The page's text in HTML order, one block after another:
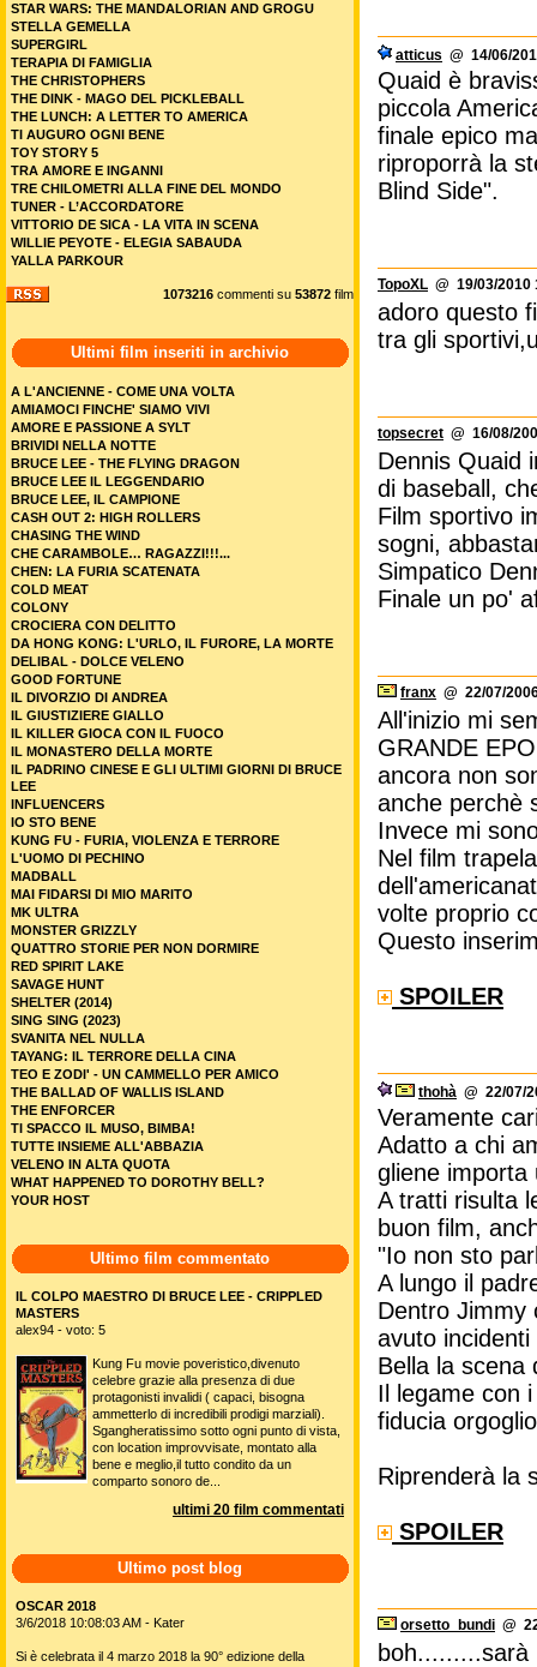
atticus @ 14/06/
Quaid è
piccola
finale epico
riproporrà la
Blind Side".
TopoXL @ 19/03/2010
adoro questo
tra gli
topsecret @ 16/08/
Dennis Quaid
di baseball,
Film sportivo
sogni,
Simpatico
Finale un po'
franx @ 22/07/
All'inizio mi
GRANDE
ancora non
anche perchè
Invece mi
Nel film
volte proprio
Questo
SPOILER
thohà @ 22/07/
Veramente
Adatto a chi
gliene importa
A tratti risulta
buon film,
"Io non sto
A lungo il
Dentro Jimmy
avuto
Bella la scena
Il legame con
fiducia
Riprenderà la
SPOILER
orsetto_bundi @
boh.........sarà
STAR WARS: THE MANDALORIAN AND GROGU
STELLA GEMELLA
SUPERGIRL
TERAPIA DI FAMIGLIA
THE CHRISTOPHERS
THE DINK - MAGO DEL PICKLEBALL
THE LUNCH: A LETTER TO AMERICA
TI AUGURO OGNI BENE
TOY STORY 5
TRA AMORE E INGANNI
TRE CHILOMETRI ALLA FINE DEL MONDO
TUNER - L’ACCORDATORE
VITTORIO DE SICA - LA VITA IN SCENA
WILLIE PEYOTE - ELEGIA SABAUDA
YALLA PARKOUR
1073216 commenti su 53872 film
Ultimi film inseriti in archivio
A L'ANCIENNE - COME UNA VOLTA
AMIAMOCI FINCHE' SIAMO VIVI
AMORE E PASSIONE A SYLT
BRIVIDI NELLA NOTTE
BRUCE LEE - THE FLYING DRAGON
BRUCE LEE IL LEGGENDARIO
BRUCE LEE, IL CAMPIONE
CASH OUT 2: HIGH ROLLERS
CHASING THE WIND
CHE CARAMBOLE… RAGAZZI!!!...
CHEN: LA FURIA SCATENATA
COLD MEAT
COLONY
CROCIERA CON DELITTO
DA HONG KONG: L'URLO, IL FURORE, LA MORTE
DELIBAL - DOLCE VELENO
GOOD FORTUNE
IL DIVORZIO DI ANDREA
IL GIUSTIZIERE GIALLO
IL KILLER GIOCA CON IL FUOCO
IL MONASTERO DELLA MORTE
IL PADRINO CINESE E GLI ULTIMI GIORNI DI BRUCE
LEE
INFLUENCERS
IO STO BENE
KUNG FU - FURIA, VIOLENZA E TERRORE
L'UOMO DI PECHINO
MADBALL
MAI FIDARSI DI MIO MARITO
MK ULTRA
MONSTER GRIZZLY
QUATTRO STORIE PER NON DORMIRE
RED SPIRIT LAKE
SAVAGE HUNT
SHELTER (2014)
SING SING (2023)
SVANITA NEL NULLA
TAYANG: IL TERRORE DELLA CINA
TEO E ZODI' - UN CAMMELLO PER AMICO
THE BALLAD OF WALLIS ISLAND
THE ENFORCER
TI SPACCO IL MUSO, BIMBA!
TUTTE INSIEME ALL'ABBAZIA
VELENO IN ALTA QUOTA
WHAT HAPPENED TO DOROTHY BELL?
YOUR HOST
Ultimo film commentato
IL COLPO MAESTRO DI BRUCE LEE - CRIPPLED
MASTERS
alex94 - voto: 5
Kung Fu movie poveristico,divenuto
celebre grazie alla presenza di due
protagonisti invalidi ( capaci, bisogna
ammetterlo di incredibili prodigi marziali).
Sgangheratissimo sotto ogni punto di vista,
con location improvvisate, montato alla
bene e meglio,il tutto condito da un
comparto sonoro de...
ultimi 20 film commentati
Ultimo post blog
OSCAR 2018
3/6/2018 10:08:03 AM - Kater
Si è celebrata il 4 marzo 2018 la 90° edizione della